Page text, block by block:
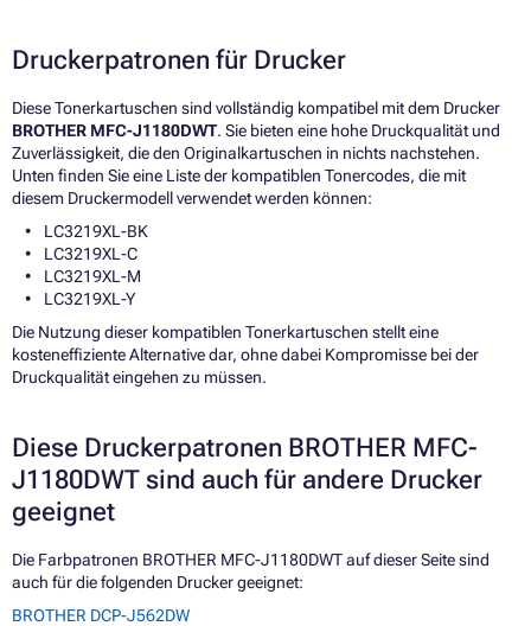
Druckerpatronen für Drucker
Diese Tonerkartuschen sind vollständig kompatibel mit dem Drucker
BROTHER MFC-J1180DWT. Sie bieten eine hohe Druckqualität und
Zuverlässigkeit, die den Originalkartuschen in nichts nachstehen.
Unten finden Sie eine Liste der kompatiblen Tonercodes, die mit
diesem Druckermodell verwendet werden können:
LC3219XL-BK
LC3219XL-C
LC3219XL-M
LC3219XL-Y
Die Nutzung dieser kompatiblen Tonerkartuschen stellt eine
kosteneffiziente Alternative dar, ohne dabei Kompromisse bei der
Druckqualität eingehen zu müssen.
Diese Druckerpatronen BROTHER MFC-
J1180DWT sind auch für andere Drucker
geeignet
Die Farbpatronen BROTHER MFC-J1180DWT auf dieser Seite sind
auch für die folgenden Drucker geeignet:
BROTHER DCP-J562DW